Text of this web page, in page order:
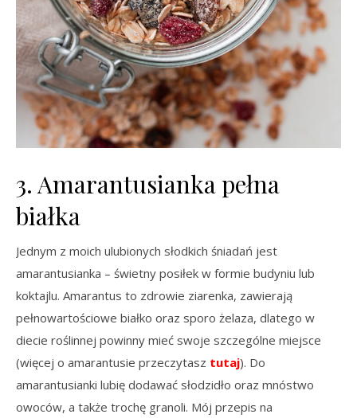
3. Amarantusianka pełna
białka
Jednym z moich ulubionych słodkich śniadań jest
amarantusianka – świetny posiłek w formie budyniu lub
koktajlu. Amarantus to zdrowie ziarenka, zawierają
pełnowartościowe białko oraz sporo żelaza, dlatego w
diecie roślinnej powinny mieć swoje szczególne miejsce
(więcej o amarantusie przeczytasz tutaj). Do
amarantusianki lubię dodawać słodzidło oraz mnóstwo
owoców, a także trochę granoli. Mój przepis na